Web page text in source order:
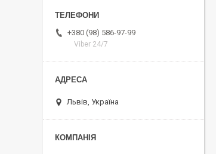
+380 (98) 586-97-99
Viber 24/7
Львів, Україна